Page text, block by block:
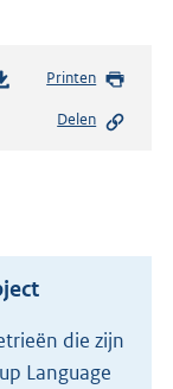
Printen
Delen
die zijn
Language